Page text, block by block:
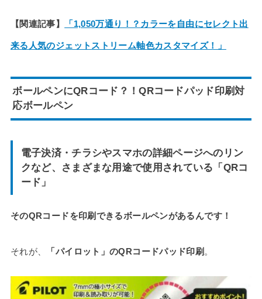
【関連記事】 「1,050万通り！？カラーを自由にセレクト出
来る人気のジェットストリーム軸色カスタマイズ！」
ボールペンにQRコード？！QRコードパッド印刷対
応ボールペン
電子決済・チラシやスマホの詳細ページへのリン
クなど、さまざまな用途で使用されている「QRコ
ード」
そのQRコードを印刷できるボールペンがあるんです！
それが、 「パイロット」のQRコードパッド印刷 。